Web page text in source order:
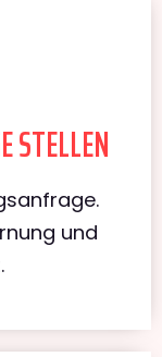
STELLEN
und